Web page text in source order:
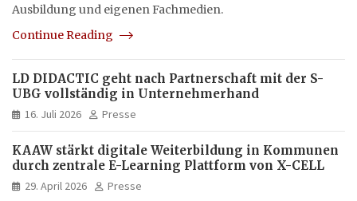
Ausbildung und eigenen Fachmedien.
Continue Reading
LD DIDACTIC geht nach Partnerschaft mit der S-
UBG vollständig in Unternehmerhand
16. Juli 2026 Presse
KAAW stärkt digitale Weiterbildung in Kommunen
durch zentrale E-Learning Plattform von X-CELL
29. April 2026 Presse